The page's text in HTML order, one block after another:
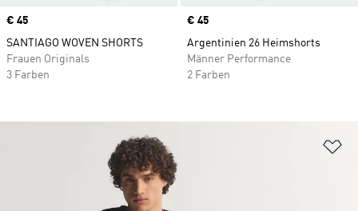
Price
€ 45
SANTIAGO WOVEN SHORTS
Frauen Originals
3 Farben
Price
€ 45
Argentinien 26 Heimshorts
Männer Performance
2 Farben